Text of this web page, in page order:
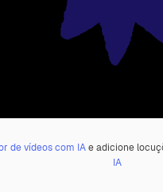
de vídeos com IAe adicione
IA